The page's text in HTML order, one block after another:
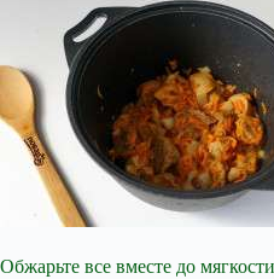
Обжарьте все вместе до